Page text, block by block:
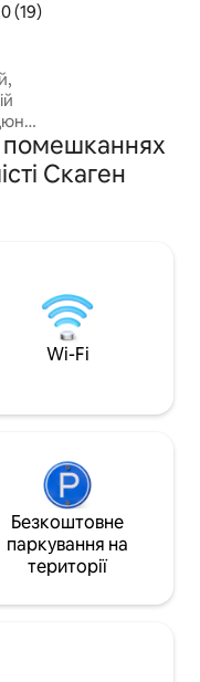
оцінка: 5,0 з 5,
(19)
тих,
дюною Хеде та
ви можете
помешканнях
Скаген
Wi-Fi
Безкоштовне
паркування на
території